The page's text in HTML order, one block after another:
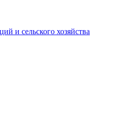
и сельского хозяйства